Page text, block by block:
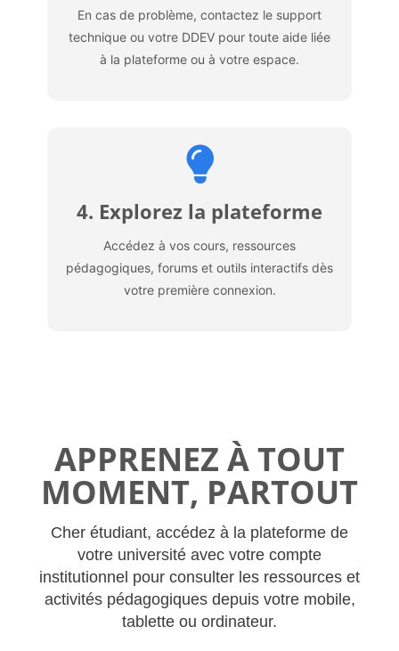
En cas de problème, contactez le support
technique ou votre DDEV pour toute aide liée
à la plateforme ou à votre espace.
4. Explorez la plateforme
Accédez à vos cours, ressources
pédagogiques, forums et outils interactifs dès
votre première connexion.
APPRENEZ À TOUT
MOMENT, PARTOUT
Cher étudiant, accédez à la plateforme de
votre université avec votre compte
institutionnel pour consulter les ressources et
activités pédagogiques depuis votre mobile,
tablette ou ordinateur.